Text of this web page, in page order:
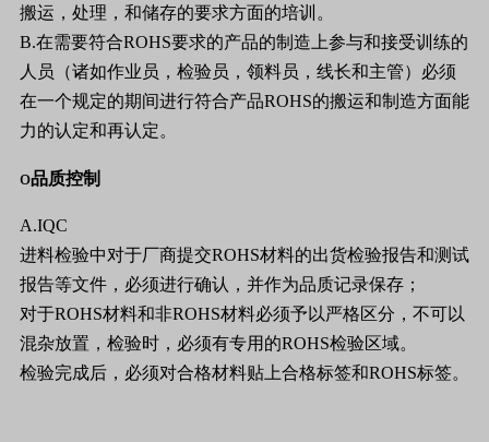
搬运，处理，和储存的要求方面的培训。
B.在需要符合ROHS要求的产品的制造上参与和接受训练的
人员（诸如作业员，检验员，领料员，线长和主管）必须
在一个规定的期间进行符合产品ROHS的搬运和制造方面能
力的认定和再认定。
o品质控制
A.IQC
进料检验中对于厂商提交ROHS材料的出货检验报告和测试
报告等文件，必须进行确认，并作为品质记录保存；
对于ROHS材料和非ROHS材料必须予以严格区分，不可以
混杂放置，检验时，必须有专用的ROHS检验区域。
检验完成后，必须对合格材料贴上合格标签和ROHS标签。